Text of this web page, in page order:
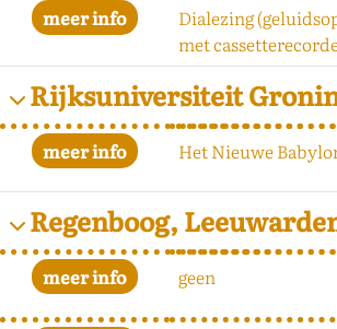
Dialezing
met
Rijksuniversiteit
Het Nieuwe
Regenboog,
geen